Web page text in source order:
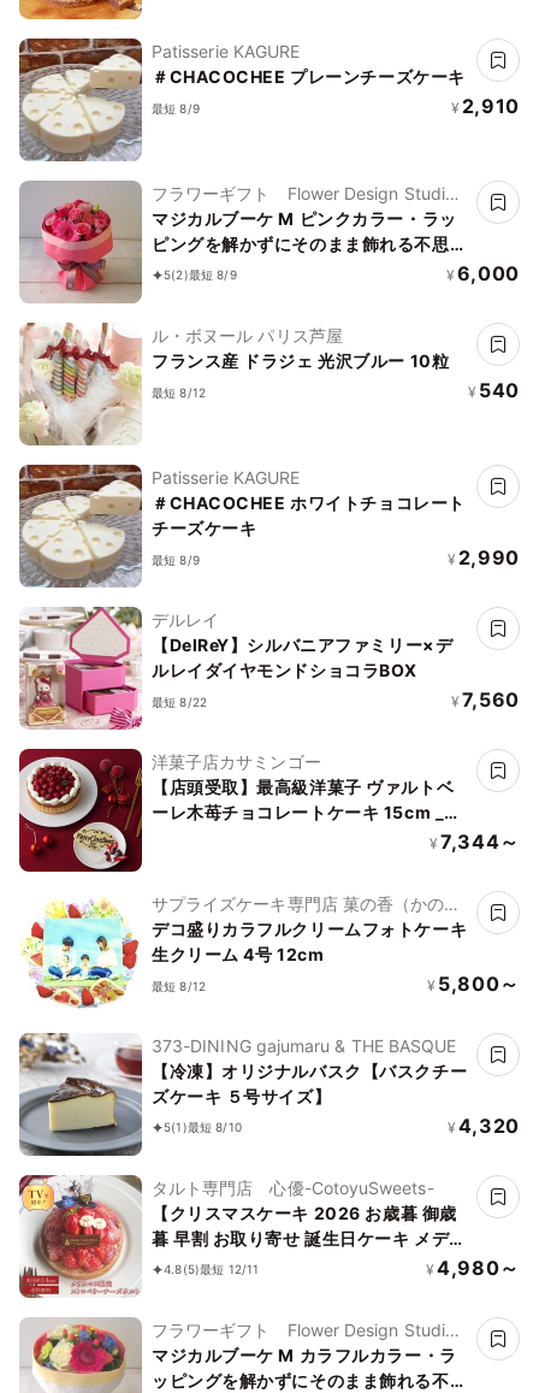
Patisserie KAGURE
＃CHACOCHEE プレーンチーズケーキ
最短 8/9 ¥ 2,910
フラワーギフト Flower Design Studio
花歩
マジカルブーケ M ピンクカラー・ラッ
ピングを解かずにそのまま飾れる不思議
な花束 「」
5(2)最短 8/9 ¥ 6,000
ル・ボヌール パリス芦屋
フランス産 ドラジェ 光沢ブルー 10粒
最短 8/12 ¥ 540
Patisserie KAGURE
＃CHACOCHEE ホワイトチョコレート
チーズケーキ
最短 8/9 ¥ 2,990
デルレイ
【DelReY】シルバニアファミリー×デ
ルレイダイヤモンドショコラBOX
最短 8/22 ¥ 7,560
洋菓子店カサミンゴー
【店頭受取】最高級洋菓子 ヴァルトベ
ーレ木苺チョコレートケーキ 15cm _ク
¥ 7,344～
サプライズケーキ専門店 菓の香（かの
か）
デコ盛りカラフルクリームフォトケーキ
生クリーム 4号 12cm
最短 8/12 ¥ 5,800～
373-DINING gajumaru & THE BASQUE
【冷凍】オリジナルバスク【バスクチー
ズケーキ ５号サイズ】
5(1)最短 8/10 ¥ 4,320
タルト専門店 心優-CotoyuSweets-
【クリスマスケーキ 2026 お歳暮 御歳
暮 早割 お取り寄せ 誕生日ケーキ メディ
ア掲載店】クリスマス限定 50セット 国
4.8(5)最短 12/11 ¥ 4,980～
フラワーギフト Flower Design Studio
花歩
マジカルブーケ M カラフルカラー・ラ
ッピングを解かずにそのまま飾れる不思